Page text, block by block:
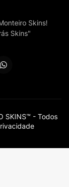
Skins!
Skins"
SKINS™ - Todos